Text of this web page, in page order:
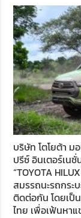
บริษัท โตโยต้า ม
ปรีซ์ อินเตอร์เน
“TOYOTA
สมรรถนะรถกระ
ติดต่อกัน โดยเป็
ไทย เพื่อเฟ้นหาแ